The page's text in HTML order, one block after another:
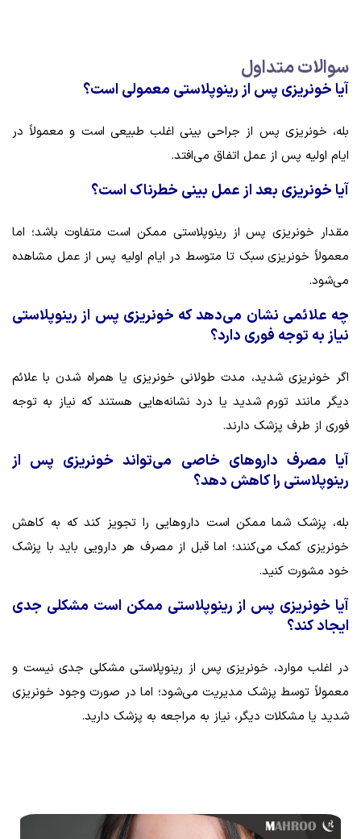
سوالات متداول
آیا خونریزی پس از رینوپلاستی معمولی است؟
بله، خونریزی پس از جراحی بینی اغلب طبیعی است و معمولاً در
ایام اولیه پس از عمل اتفاق می‌افتد.
آیا خونریزی بعد از عمل بینی خطرناک است؟
مقدار خونریزی پس از رینوپلاستی ممکن است متفاوت باشد؛ اما
معمولاً خونریزی سبک تا متوسط در ایام اولیه پس از عمل مشاهده
می‌شود.
چه علائمی نشان می‌دهد که خونریزی پس از رینوپلاستی
نیاز به توجه فوری دارد؟
اگر خونریزی شدید، مدت طولانی خونریزی یا همراه شدن با علائم
دیگر مانند تورم شدید یا درد نشانه‌هایی هستند که نیاز به توجه
فوری از طرف پزشک دارند.
آیا مصرف داروهای خاصی می‌تواند خونریزی پس از
رینوپلاستی را کاهش دهد؟
بله، پزشک شما ممکن است داروهایی را تجویز کند که به کاهش
خونریزی کمک می‌کنند؛ اما قبل از مصرف هر دارویی باید با پزشک
خود مشورت کنید.
آیا خونریزی پس از رینوپلاستی ممکن است مشکلی جدی
ایجاد کند؟
در اغلب موارد، خونریزی پس از رینوپلاستی مشکلی جدی نیست و
معمولاً توسط پزشک مدیریت می‌شود؛ اما در صورت وجود خونریزی
شدید یا مشکلات دیگر، نیاز به مراجعه به پزشک دارید.